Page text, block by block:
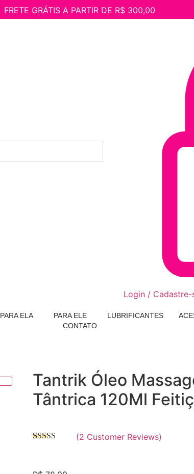
FRETE GRÁTIS A PARTIR DE R$ 300,00
Login /
PARA ELA PARA ELE LUBRIFICANTES
CONTATO
Tantrik Óleo
Tântrica 120Ml
baseado em
(2 Customer Reviews)